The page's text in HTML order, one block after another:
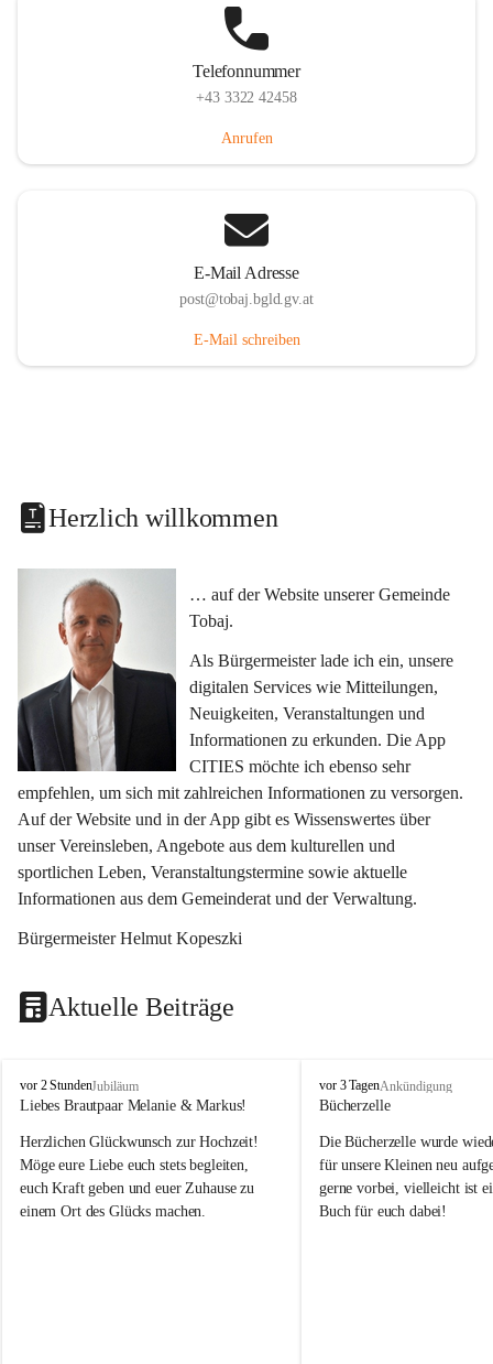
Telefonnummer
+43 3322 42458
Anrufen
E-Mail Adresse
post@tobaj.bgld.gv.at
E-Mail schreiben
Herzlich willkommen
… auf der Website unserer Gemeinde
Tobaj.
Als Bürgermeister lade ich ein, unsere
digitalen Services wie Mitteilungen,
Neuigkeiten, Veranstaltungen und
Informationen zu erkunden. Die App
CITIES möchte ich ebenso sehr
empfehlen, um sich mit zahlreichen Informationen zu versorgen.
Auf der Website und in der App gibt es Wissenswertes über
unser Vereinsleben, Angebote aus dem kulturellen und
sportlichen Leben, Veranstaltungstermine sowie aktuelle
Informationen aus dem Gemeinderat und der Verwaltung.
Bürgermeister Helmut Kopeszki
Aktuelle Beiträge
T
o
a
j
vor 2 StundenJubiläum
Liebes Brautpaar Melanie & Markus!
Herzlichen Glückwunsch zur Hochzeit!
Möge eure Liebe euch stets begleiten,
euch Kraft geben und euer Zuhause zu
einem Ort des Glücks machen.
T
o
a
j
vor 3 TagenAnkündigung
Bücherzelle
Die Bücherzelle wurde
für unsere Kleinen neu
gerne vorbei, vielleicht ist
Buch für euch dabei!